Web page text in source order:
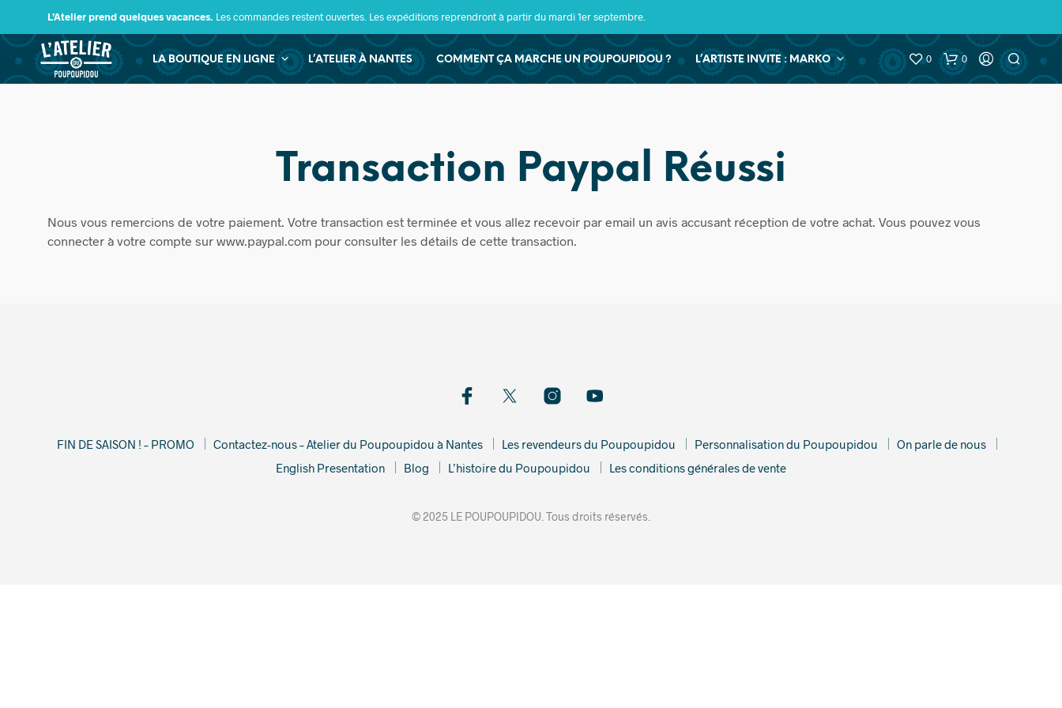
L’Atelier prend quelques vacances. Les commandes restent ouvertes. Les expéditions reprendront à partir du mardi 1er septembre.
LA BOUTIQUE EN LIGNE L’ATELIER À NANTES COMMENT ÇA MARCHE UN POUPOUPIDOU ? L’ARTISTE INVITE : MARKO 0 0
Transaction Paypal Réussi
Nous vous remercions de votre paiement. Votre transaction est terminée et vous allez recevoir par email un avis accusant réception de votre achat. Vous pouvez vous
connecter à votre compte sur www.paypal.com pour consulter les détails de cette transaction.
FIN DE SAISON ! – PROMO Contactez-nous – Atelier du Poupoupidou à Nantes Les revendeurs du Poupoupidou Personnalisation du Poupoupidou
On parle de nous
English Presentation
Blog L’histoire du Poupoupidou Les conditions générales de vente
© 2025 LE POUPOUPIDOU. Tous droits réservés.